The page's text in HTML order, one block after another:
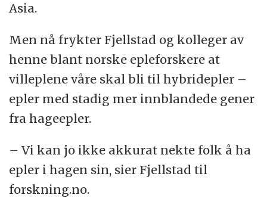
Asia.
Men nå frykter Fjellstad og kolleger av
henne blant norske epleforskere at
villeplene våre skal bli til hybridepler –
epler med stadig mer innblandede gener
fra hageepler.
– Vi kan jo ikke akkurat nekte folk å ha
epler i hagen sin, sier Fjellstad til
forskning.no.